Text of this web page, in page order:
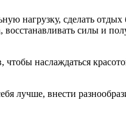
нагрузку, сделать отдых
силы и
чтобы наслаждаться
лучше, внести